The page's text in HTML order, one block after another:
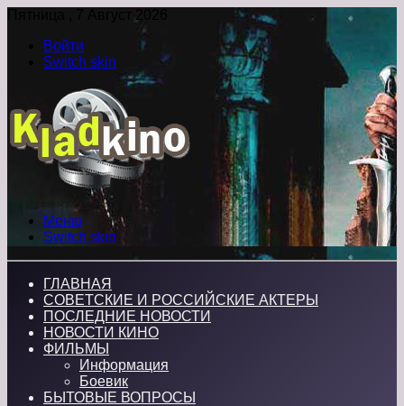
Пятница , 7 Август 2026
Войти
Switch skin
Меню
Switch skin
ГЛАВНАЯ
СОВЕТСКИЕ И РОССИЙСКИЕ АКТЕРЫ
ПОСЛЕДНИЕ НОВОСТИ
НОВОСТИ КИНО
ФИЛЬМЫ
Информация
Боевик
БЫТОВЫЕ ВОПРОСЫ